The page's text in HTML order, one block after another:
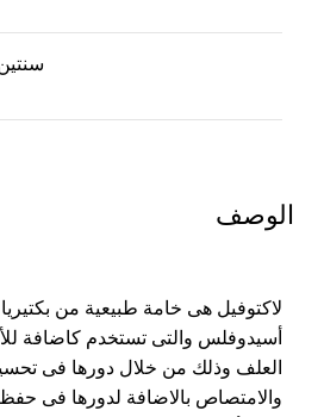
الوصف
لاكتوفيل هى خامة طبيعية من بكتيريا
أسيدوفلس والتى تستخدم كاضافة
العلف وذلك من خلال دورها فى
والامتصاص بالاضافة لدورها فى حفظ